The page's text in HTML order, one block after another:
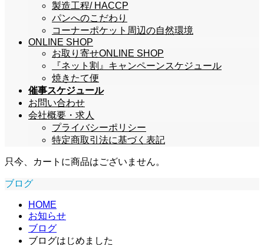
製造工程/ HACCP
パンへのこだわり
コーナーポケット周辺の自然環境
ONLINE SHOP
お取り寄せONLINE SHOP
『ネット割』キャンペーンスケジュール
焼きたて便
催事スケジュール
お問い合わせ
会社概要・求人
プライバシーポリシー
特定商取引法に基づく表記
只今、カートに商品はございません。
ブログ
HOME
お知らせ
ブログ
ブログはじめました